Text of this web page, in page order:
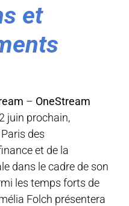
et
– OneStream
juin prochain,
des
et de la
dans le cadre de son
les temps forts de
Folch présentera